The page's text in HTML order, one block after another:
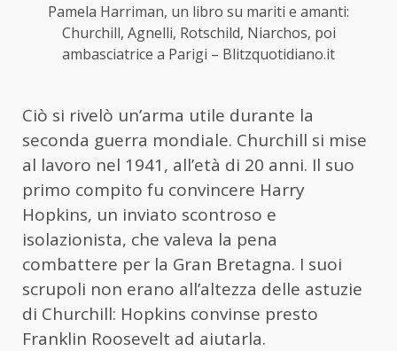
Pamela Harriman, un libro su mariti e amanti:
Churchill, Agnelli, Rotschild, Niarchos, poi
ambasciatrice a Parigi – Blitzquotidiano.it
Ciò si rivelò un’arma utile durante la
seconda guerra mondiale. Churchill si mise
al lavoro nel 1941, all’età di 20 anni. Il suo
primo compito fu convincere Harry
Hopkins, un inviato scontroso e
isolazionista, che valeva la pena
combattere per la Gran Bretagna. I suoi
scrupoli non erano all’altezza delle astuzie
di Churchill: Hopkins convinse presto
Franklin Roosevelt ad aiutarla.